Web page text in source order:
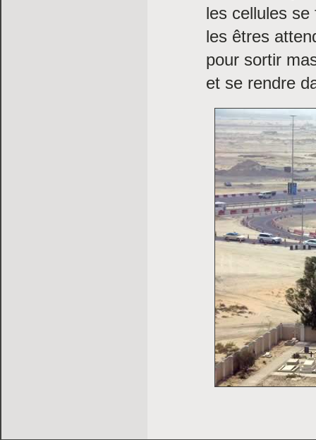
les cellules
les êtres
pour sortir
et se rendre